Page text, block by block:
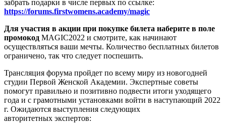
забрать подарки в числе первых по ссылке:
https://forums.firstwomens.academy/magic
Для участия в акции при покупке билета наберите в поле
промокод MAGIC2022 и смотрите, как начинают
осуществляться ваши мечты. Количество бесплатных билетов
ограничено, так что следует поспешить.
Трансляция форума пройдет по всему миру из новогодней
студии Первой Женской Академии. Экспертные советы
помогут правильно и позитивно подвести итоги уходящего
года и с грамотными установками войти в наступающий 2022
г. Ожидаются выступления следующих
авторитетных экспертов: